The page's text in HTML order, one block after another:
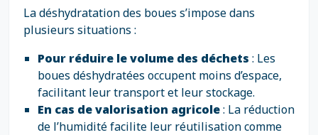
La déshydratation des boues s’impose dans
plusieurs situations :
Pour réduire le volume des déchets : Les
boues déshydratées occupent moins d’espace,
facilitant leur transport et leur stockage.
En cas de valorisation agricole: La réduction
de l’humidité facilite leur réutilisation comme